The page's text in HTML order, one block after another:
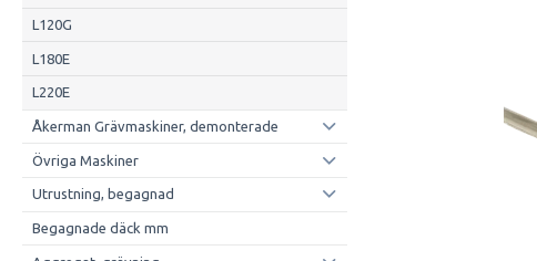
L120G
L180E
L220E
Åkerman Grävmaskiner, demonterade
Övriga Maskiner
Utrustning, begagnad
Begagnade däck mm